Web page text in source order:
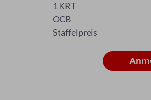
1 KRT
OCB
Staffelpreis